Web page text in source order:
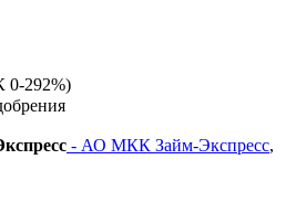
0-292%)
- АО МКК Займ-Экспресс,